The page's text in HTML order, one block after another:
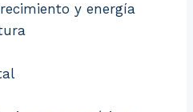
y energía